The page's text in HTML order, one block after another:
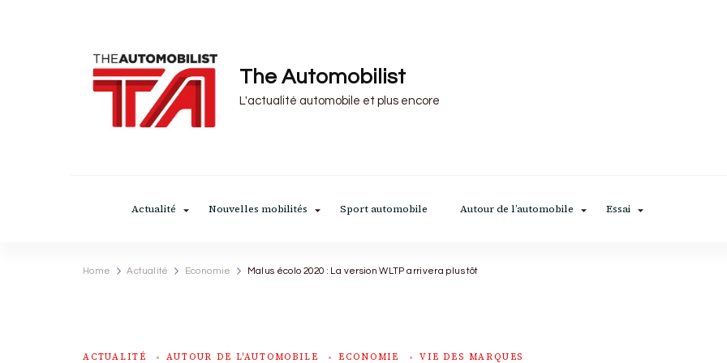
The Automobilist
L'actualité automobile et plus encore
Actualité Nouvelles mobilités Sport automobile Autour de l’automobile Essai
Home Actualité Economie Malus écolo 2020 : La version WLTP arrivera plus tôt
ACTUALITÉ AUTOUR DE L'AUTOMOBILE ECONOMIE VIE DES MARQUES